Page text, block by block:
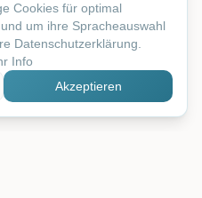
Cookies für optimal
um ihre Spracheauswahl
Datenschutzerklärung.
Info
Akzeptieren